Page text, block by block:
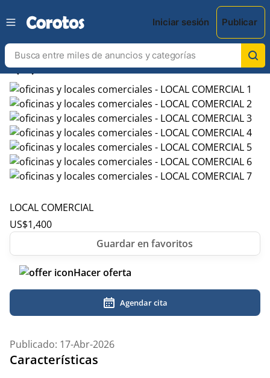
Iniciar sesión Publicar
chevron_leftchevron_right
LOCAL COMERCIAL
US$1,400
Hacer oferta
Agendar cita
Publicado: 17-Abr-2026
Características